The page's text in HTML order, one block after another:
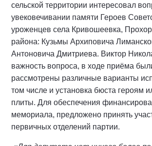
сельской территории интересовал
увековечивании памяти Героев
уроженцев села Кривошеевка,
района: Кузьмы Архиповича
Антоновича Дмитриева. Виктор
важность вопроса, в ходе приёма
рассмотрены различные варианты
том числе и установка бюста героям
плиты. Для обеспечения
мемориала, предложено принять
первичных отделений партии.